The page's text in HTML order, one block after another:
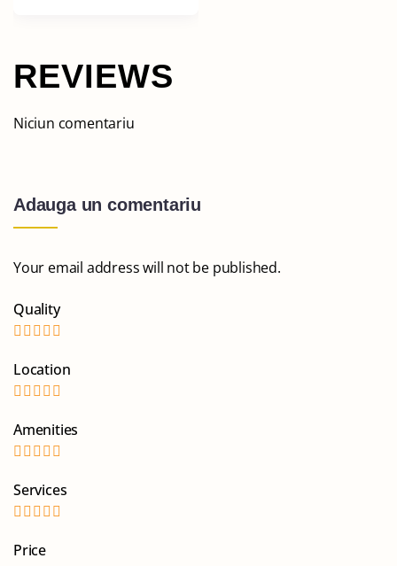
REVIEWS
Niciun comentariu
Adauga un comentariu
Your email address will not be published.
Quality
Location
Amenities
Services
Price